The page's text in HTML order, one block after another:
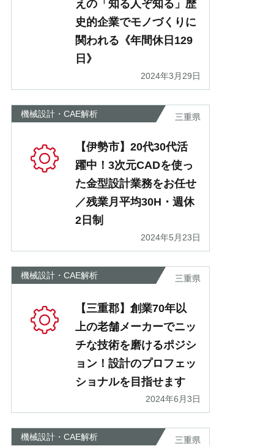
えの「知る人ぞ知る」歴
史的企業でモノづくりに
関われる《年間休日129
日》
2024年3月29日
機械設計・CAE解析 三重県
【伊勢市】20代30代活
躍中！3次元CADを使っ
た金型設計業務をお任せ
／残業月平均30H・週休
2日制
2024年5月23日
機械設計・CAE解析 三重県
【三重郡】創業70年以
上の老舗メーカーでニッ
チな技術を磨けるポジシ
ョン！設計のプロフェッ
ショナルを目指せます
2024年6月3日
機械設計・CAE解析 三重県